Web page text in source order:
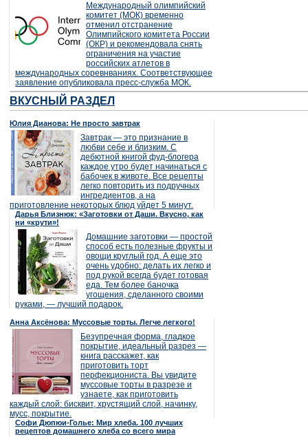
Международный олимпийский
комитет (МОК) временно
отменил отстранение
Олимпийского комитета России
(ОКР) и рекомендовала снять
ограничения на участие
российских атлетов в
международных соревнваниях. Соответствующее
заявление опубликовала пресс-служба МОК.
ВКУСНЫЙ РАЗДЕЛ
Юлия Дианова: Не просто завтрак
Завтрак — это признание в
любви себе и близким. С
дебютной книгой фуд-блогера
каждое утро будет начинаться с
бабочек в животе. Все рецепты
легко повторить из подручных
ингредиентов, а на
приготовление некоторых блюд уйдет 5 минут.
Дарья Близнюк: «Заготовки от Даши. Вкусно, как
ни «крути»!
Домашние заготовки — простой
способ есть полезные фрукты и
овощи круглый год. А еще это
очень удобно: делать их легко и
под рукой всегда будет готовая
еда. Тем более баночка
угощения, сделанного своими
руками, — лучший подарок.
Анна Аксёнова: Муссовые торты. Легче легкого!
Безупречная форма, гладкое
покрытие, идеальный разрез —
книга расскажет, как
приготовить торт
перфекциониста. Вы увидите
муссовые торты в разрезе и
узнаете, как приготовить
каждый слой: бисквит, хрустящий слой, начинку,
мусс, покрытие.
Софи Дюпюи-Голье: Мир хлеба. 100 лучших
рецептов домашнего хлеба со всего мира